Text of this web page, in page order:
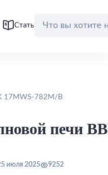
Статьи Обзоры
17MWS-782M/B
печи
июля 2025 9252